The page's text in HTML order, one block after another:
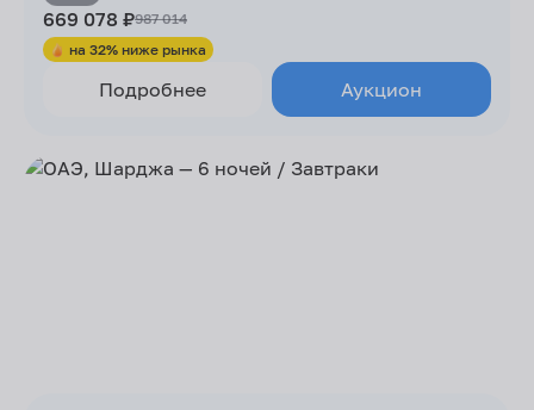
669 078 ₽987 014
на 32% ниже рынка
Подробнее Аукцион